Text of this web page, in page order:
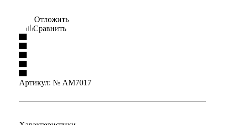
Отложить
Сравнить
Артикул: № AM7017